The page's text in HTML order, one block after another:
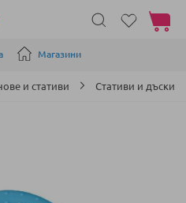
Магазини
Моята
и стативи Стативи и дъски